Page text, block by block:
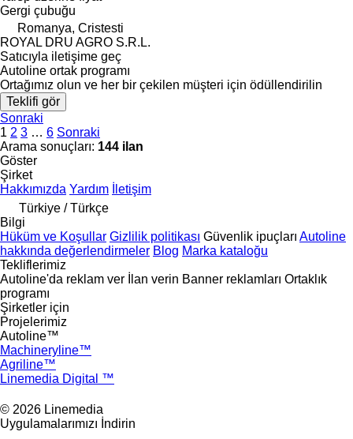
Gergi çubuğu
Romanya, Cristesti
ROYAL DRU AGRO S.R.L.
Satıcıyla iletişime geç
Autoline ortak programı
Ortağımız olun ve her bir çekilen müşteri için ödüllendirilin
Teklifi gör
Sonraki
1 2 3 … 6 Sonraki
Arama sonuçları: 144 ilan
Göster
Şirket
Hakkımızda Yardım
İletişim
Türkiye / Türkçe
Bilgi
Hüküm ve Koşullar Gizlilik politikası Güvenlik ipuçları Autoline
hakkında değerlendirmeler Blog Marka kataloğu
Tekliflerimiz
Autoline'da reklam ver
İlan verin Banner reklamları Ortaklık
programı
Şirketler için
Projelerimiz
Autoline™
Machineryline™
Agriline™
Linemedia Digital ™
© 2026 Linemedia
Uygulamalarımızı İndirin